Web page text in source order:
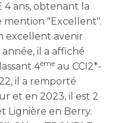
4 ans, obtenant la
mention "Excellent".
excellent avenir
il a affiché
4ème au CCI2*-
il a remporté
et en 2023, il est 2
Lignière en Berry.